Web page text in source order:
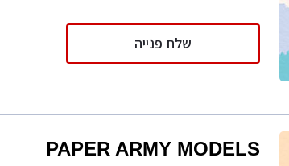
שלח פנייה
PAPER ARMY MODELS